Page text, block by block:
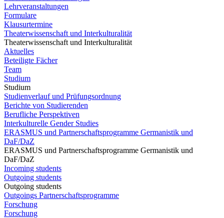
Lehrveranstaltungen
Formulare
Klausurtermine
Theaterwissenschaft und Interkulturalität
Theaterwissenschaft und Interkulturalität
Aktuelles
Beteiligte Fächer
Team
Studium
Studium
Studienverlauf und Prüfungsordnung
Berichte von Studierenden
Berufliche Perspektiven
Interkulturelle Gender Studies
ERASMUS und Partnerschaftsprogramme Germanistik und
DaF/DaZ
ERASMUS und Partnerschaftsprogramme Germanistik und
DaF/DaZ
Incoming students
Outgoing students
Outgoing students
Outgoings Partnerschaftsprogramme
Forschung
Forschung